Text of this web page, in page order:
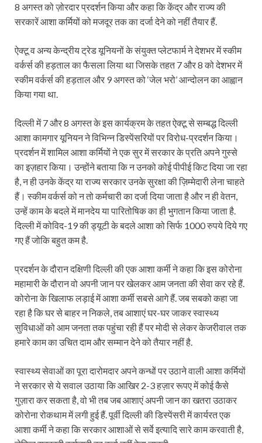
8 अगस्त को ज़ोरदार प्रदर्शन किया और कहा कि केंद्र और राज्य की
सरकारें आशा कर्मियों को मजदूर तक का दर्जा देने को नहीं तैयार हैं.
ऐक्टू व अन्य केन्द्रीय ट्रेड यूनियनों के संयुक्त प्लेटफार्म ने देशभर में स्कीम
वर्कर्स की हड़ताल का फैसला लिया था जिसके तहत 7 और 8 को देशभर में
स्कीम वर्कर्स की हड़ताल और 9 अगस्त को ‘जेल भरो’ आन्दोलन का आह्वान
किया गया था.
दिल्ली में 7 और 8 अगस्त के इस कार्यक्रम के तहत ऐक्टू से सम्बद्ध दिल्ली
आशा कामगार यूनियन ने विभिन्न डिस्पेंसरियों पर विरोध-प्रदर्शन किया।
प्रदर्शन में शामिल आशा कर्मियों ने एक सुर में सरकार के प्रति अपने गुस्से
का इज़हार किया। उन्होंने बताया कि न उनको कोई पीपीई किट दिया जा रहा
है, न ही उनके केंद्र या राज्य सरकार उनके सुरक्षा की ज़िम्मेदारी लेना चाहते
हैं। स्कीम वर्कर्स को न तो कर्मचारी का दर्जा दिया जाता है और न ही वेतन,
उन्हें काम के बदले में मानदेय या पारितोषिक का ही भुगतान किया जाता है.
दिल्ली में कोविद-19 की ड्यूटी के बदले आशा को सिर्फ 1000 रुपये दिये गए
गए हैं जोकि बहुत कम है.
प्रदर्शन के दौरान दक्षिणी दिल्ली की एक आशा कर्मी ने कहा कि इस कोरोना
महामारी के दौरान वो अपनी जान पर खेलकर आम जनता की सेवा कर रहे हैं.
कोरोना के खिलाफ लड़ाई में आशा कर्मी सबसे आगे हैं. जब सबको कहा जा
रहा है कि घर से बाहर न निकले, तब आशाएं घर-घर जाकर स्वास्थ्य
सुविधाओं को आम जनता तक पहुंचा रही हैं पर मोदी से लेकर केजरीवाल तक
हमारे काम का उचित दाम और सम्मान देने को तैयार नहीं है.
स्वास्थ्य सेवाओं का पूरा दारोमदार अपने कन्धों पर उठाने वाली आशा कर्मियों
ने सरकार से ये सवाल उठाया कि आखिर 2-3 हज़ार रूपए में कोई कैसे
गुज़ारा कर सकता है, वो भी तब जब आशाएं अपनी जान का खतरा उठाकर
कोरोना रोकथाम में लगी हुई हैं. पूर्वी दिल्ली की डिस्पेंसरी में कार्यरत एक
आशा कर्मी ने कहा कि सरकार आशाओं से सर्वे इत्यादि सारे काम करवाती है,